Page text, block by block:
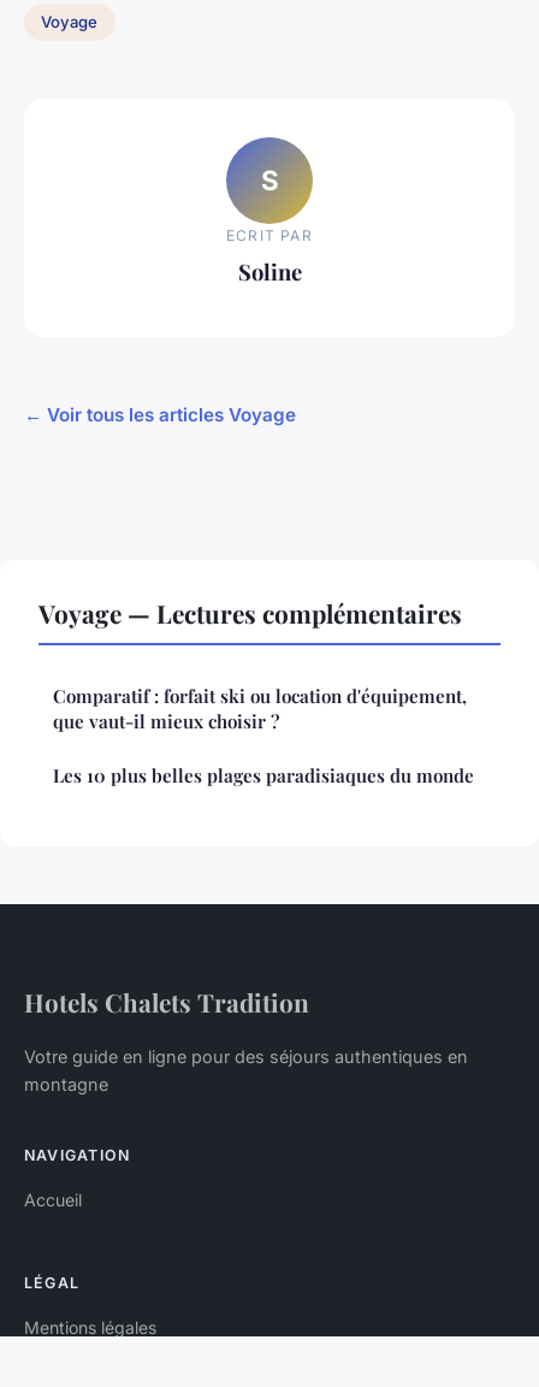
Voyage
S
ECRIT PAR
Soline
← Voir tous les articles Voyage
Voyage — Lectures complémentaires
Comparatif : forfait ski ou location d'équipement,
que vaut-il mieux choisir ?
Les 10 plus belles plages paradisiaques du monde
Hotels Chalets Tradition
Votre guide en ligne pour des séjours authentiques en
montagne
NAVIGATION
Accueil
LÉGAL
Mentions légales